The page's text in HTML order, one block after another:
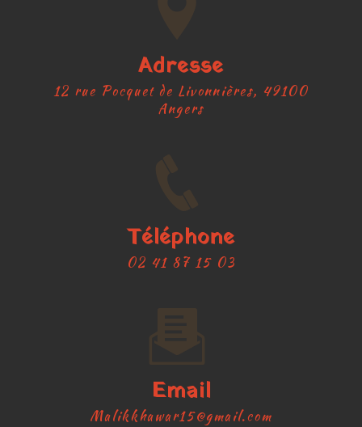
Adresse
12 rue Pocquet de Livonnières, 49100
Angers
Téléphone
02 41 87 15 03
Email
malikkhawar15@gmail.com